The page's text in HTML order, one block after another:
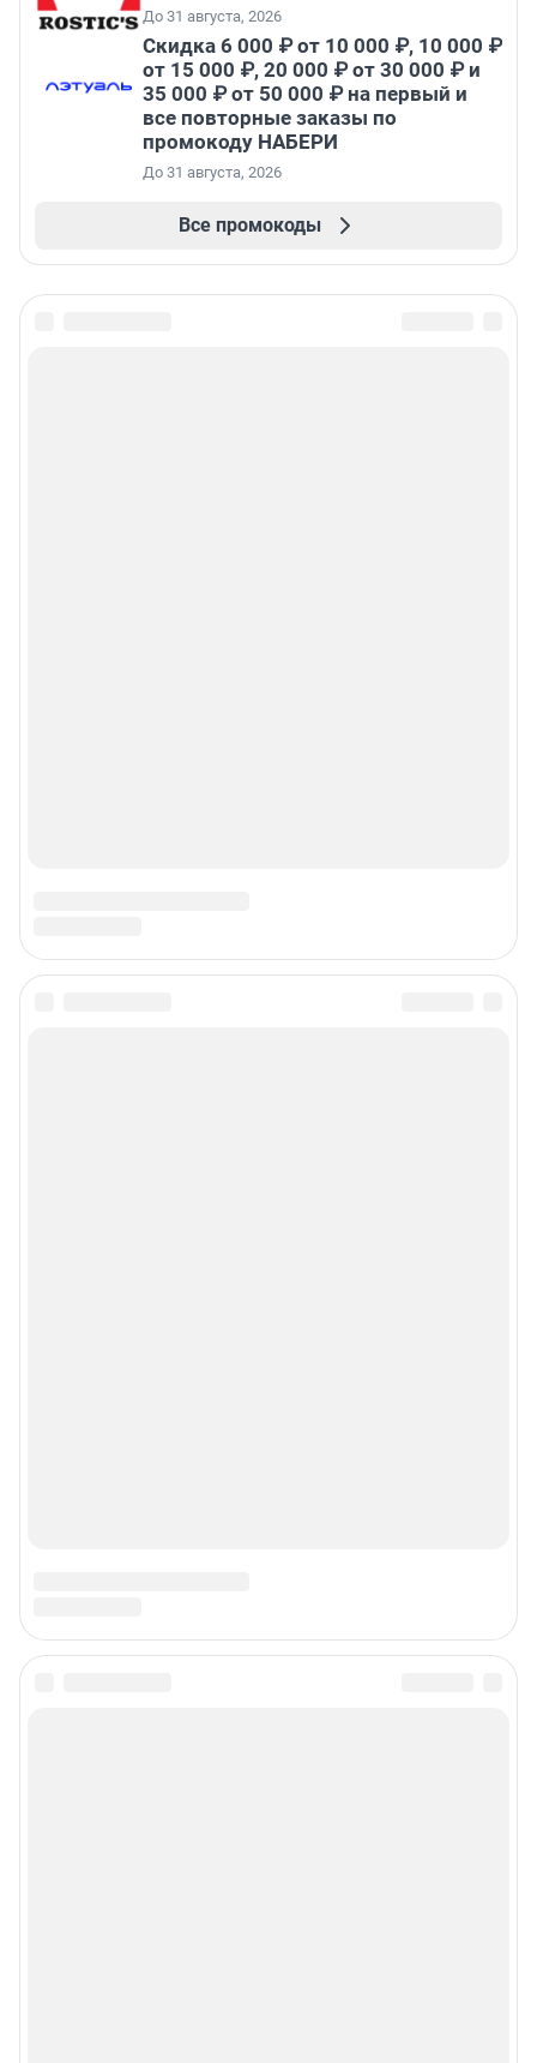
До 31 августа, 2026
Скидка 6 000 ₽ от 10 000 ₽, 10 000 ₽
от 15 000 ₽, 20 000 ₽ от 30 000 ₽ и
35 000 ₽ от 50 000 ₽ на первый и
все повторные заказы по
промокоду НАБЕРИ
До 31 августа, 2026
Все промокоды